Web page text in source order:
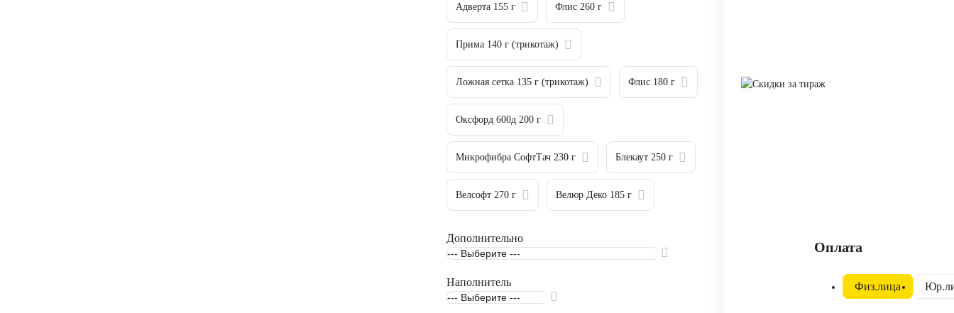
Адверта 155 г Флис 260 г
Прима 140 г (трикотаж)
Ложная сетка 135 г (трикотаж) Флис 180 г
Оксфорд 600д 200 г
Микрофибра СофтТач 230 г Блекаут 250 г
Велсофт 270 г Велюр Деко 185 г
Дополнительно
Наполнитель
Скидки за тираж
Оплата
Физ.лица